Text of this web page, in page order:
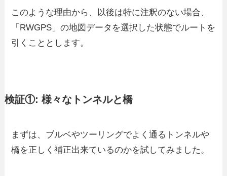
このような理由から、以後は特に注釈のない場合、
「RWGPS」の地図データを選択した状態でルートを
引くこととします。
検証①: 様々なトンネルと橋
まずは、ブルベやツーリングでよく通るトンネルや
橋を正しく補正出来ているのかを試してみました。